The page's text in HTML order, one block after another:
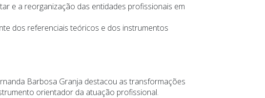
e a reorganização das entidades profissionais em
dos referenciais teóricos e dos instrumentos
Barbosa Granja destacou as transformações
orientador da atuação profissional.